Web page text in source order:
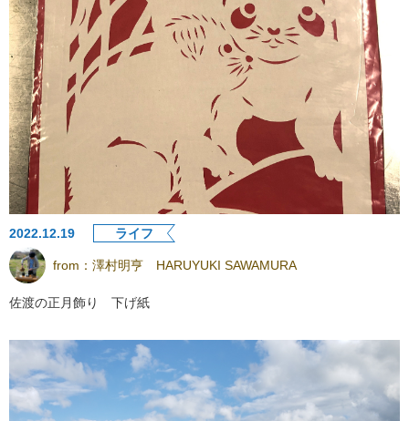
2022.12.19 ライフ
from： 澤村明亨 HARUYUKI SAWAMURA
佐渡の正月飾り 下げ紙